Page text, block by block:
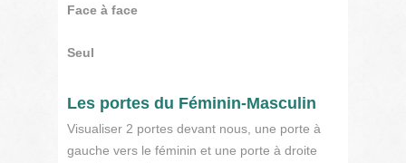
Face à face
Seul
Les portes du Féminin-Masculin
Visualiser 2 portes devant nous, une porte à
gauche vers le féminin et une porte à droite